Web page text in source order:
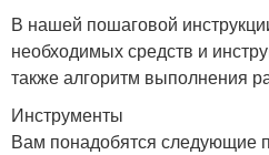
В нашей пошаговой
необходимых средств и
также алгоритм выполнения
Инструменты
Вам понадобятся следующие